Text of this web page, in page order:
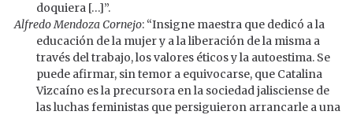
doquiera […]”.
Alfredo Mendoza Cornejo: “Insigne maestra que dedicó a la
educación de la mujer y a la liberación de la misma a
través del trabajo, los valores éticos y la autoestima. Se
puede afirmar, sin temor a equivocarse, que Catalina
Vizcaíno es la precursora en la sociedad jalisciense de
las luchas feministas que persiguieron arrancarle a una